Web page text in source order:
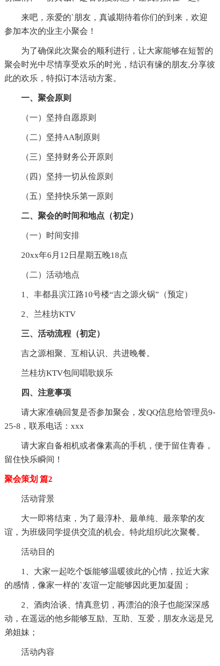
来吧，亲爱的`朋友，真诚期待着你们的到来，欢迎
参加本次的业主小聚会！
为了确保此次聚会的顺利进行，让大家能够在短暂的
聚会时光中尽情享受欢乐的时光，结识有缘的朋友,分享彼
此的欢乐，特拟订本活动方案。
一、聚会原则
（一）坚持自愿原则
（二）坚持AA制原则
（三）坚持财务公开原则
（四）坚持一切从俭原则
（五）坚持快乐第一原则
二、聚会的时间和地点（初定）
（一）时间安排
20xx年6月12日星期五晚18点
（二）活动地点
1、丰都县滨江路10号楼“吉之源火锅”（预定）
2、兰桂坊KTV
三、活动流程（初定）
吉之源相聚、互相认识、共进晚餐。
兰桂坊KTV包间唱歌娱乐
四、注意事项
请大家准确回复是否参加聚会，发QQ信息给管理员9-
25-8，联系电话：xxx
请大家自备相机或者像素高的手机，便于留住青春，
留住快乐瞬间！
聚会策划 篇2
活动背景
大一即将结束，为了最淳朴、最单纯、最亲挚的友
谊，为班级同学提供交流的机会。特此组织此次聚餐。
活动目的
1、大家一起吃个饭能够温暖彼此的心情，拉近大家
的感情，像家一样的`友谊一定能够因此更加凝固；
2、酒肉洽谈、情真意切，再漂泊的浪子也能深深感
动，在遥远的他乡能够互励、互助、互爱，朋友永远是兄
弟姐妹；
活动内容